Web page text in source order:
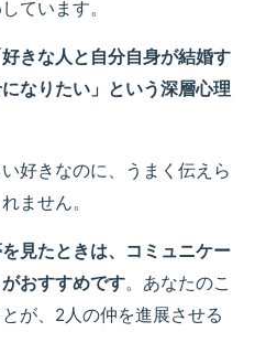
ています。
きな人と自分自身が結婚す
なりたい」という深層心理
好きなのに、うまく伝えら
ません。
見たときは、コミュニケー
おすすめです。あなたのこ
が、2人の仲を進展させる